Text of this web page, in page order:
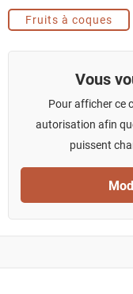
Fruits à coques
Vous
Pour afficher ce
autorisation afin
puissent